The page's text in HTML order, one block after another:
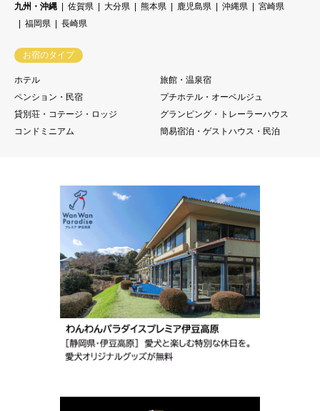
九州・沖縄 佐賀県 大分県 熊本県 鹿児島県 沖縄県
宮崎県
福岡県
長崎県
お宿のタイプ
ホテル
旅館・温泉宿
ペンション・民宿
プチホテル・オーベルジュ
貸別荘・コテージ・ロッジ
グランピング・トレーラーハウス
コンドミニアム
簡易宿泊・ゲストハウス・民泊